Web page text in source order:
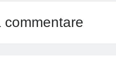
commentare